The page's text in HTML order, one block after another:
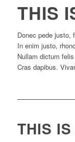
THIS
Donec pede justo,
In enim justo,
Nullam dictum
Cras dapibus.
THIS